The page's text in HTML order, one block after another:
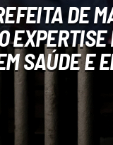
DE
EXPERTISE
SAÚDE E